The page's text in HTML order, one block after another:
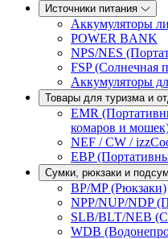
Источники питания
Аккумуляторы
POWER BANK
NPS/NES
FSP (Солнечная
Аккумуляторы
Товары для туризма и
EMR
комаров и
NEF / CW /
EBP
Сумки, рюкзаки и
BP/MP (Рюкзаки)
NPP/NUP/NDP
SLB/BLT/NEB
WDB